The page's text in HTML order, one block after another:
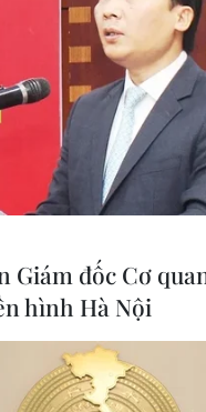
Bắc Giang (9 ca),
ca), Đà Nẵng (1 ca).
Giám đốc Cơ
hình Hà Nội